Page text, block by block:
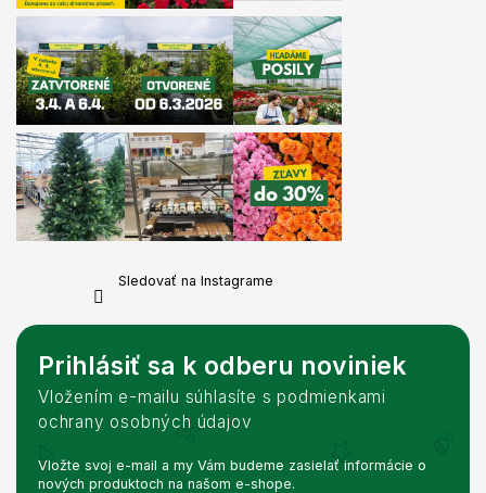
Sledovať na Instagrame
Prihlásiť sa k odberu noviniek
Vložením e-mailu súhlasíte s podmienkami
ochrany osobných údajov
Vložte svoj e-mail a my Vám budeme zasielať informácie o
nových produktoch na našom e-shope.